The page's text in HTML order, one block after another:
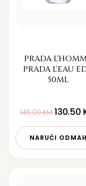
PRADA
PRADA L'EAU
50ML
145.00KM 130.50
NARUČI ODMAH